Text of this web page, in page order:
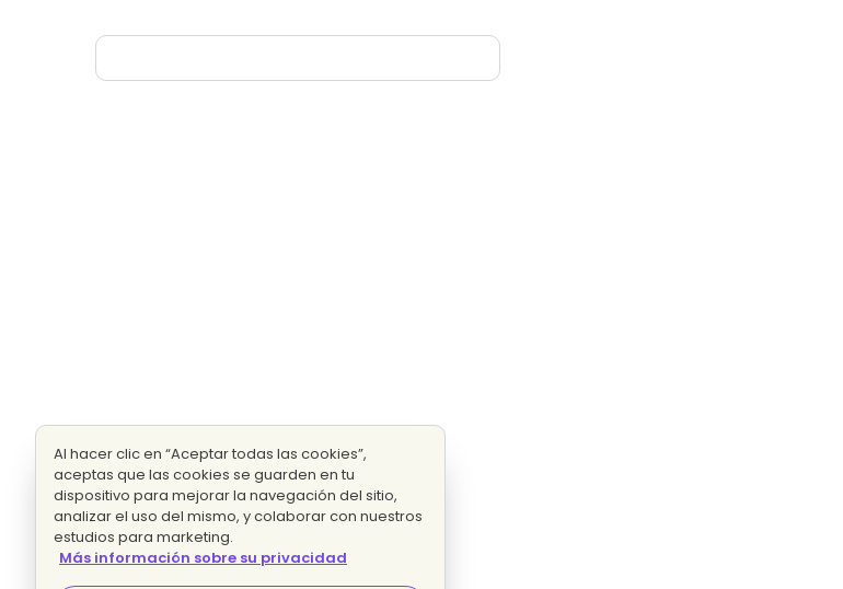
Al hacer clic en “Aceptar todas las cookies”,
aceptas que las cookies se guarden en tu
dispositivo para mejorar la navegación del sitio,
analizar el uso del mismo, y colaborar con nuestros
estudios para marketing.
Más información sobre su privacidad